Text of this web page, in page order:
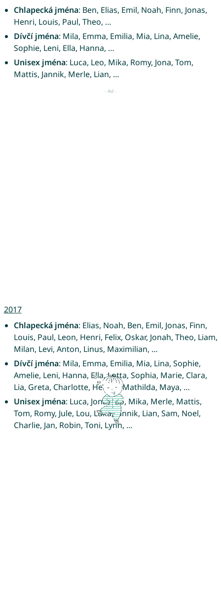
Chlapecká jména: Ben, Elias, Emil, Noah, Finn, Jonas,
Henri, Louis, Paul, Theo, …
Dívčí jména: Mila, Emma, Emilia, Mia, Lina, Amelie,
Sophie, Leni, Ella, Hanna, …
Unisex jména: Luca, Leo, Mika, Romy, Jona, Tom,
Mattis, Jannik, Merle, Lian, …
2017
Chlapecká jména: Elias, Noah, Ben, Emil, Jonas, Finn,
Louis, Paul, Leon, Henri, Felix, Oskar, Jonah, Theo, Liam,
Milan, Levi, Anton, Linus, Maximilian, …
Dívčí jména: Mila, Emma, Emilia, Mia, Lina, Sophie,
Amelie, Leni, Hanna, Ella, Lotta, Sophia, Marie, Clara,
Lia, Greta, Charlotte, Helene, Mathilda, Maya, …
Unisex jména: Luca, Jona, Leo, Mika, Merle, Mattis,
Tom, Romy, Jule, Lou, Luka, Jannik, Lian, Sam, Noel,
Charlie, Jan, Robin, Toni, Lynn, …